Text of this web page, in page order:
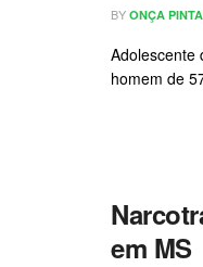
BY ONÇA
Adolescente
homem de
em MS